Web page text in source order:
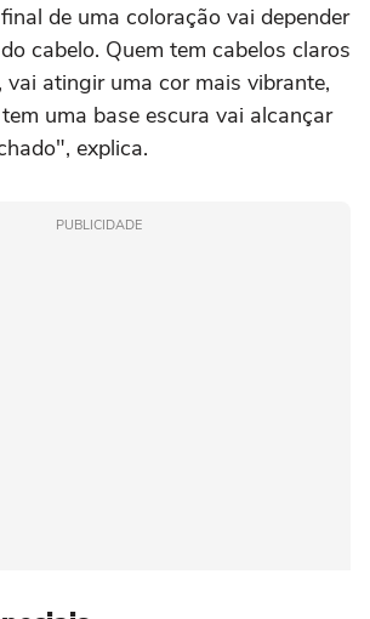
de uma coloração vai depender
cabelo. Quem tem cabelos claros
vai atingir uma cor mais vibrante,
uma base escura vai alcançar
explica.
PUBLICIDADE